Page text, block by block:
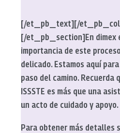
[/et_pb_text][/
[/et_pb_section]En dimex
importancia de este
delicado. Estamos aquí
paso del camino. Recuerda
ISSSTE es más que una
un acto de cuidado y apoyo.
Para obtener más detalles